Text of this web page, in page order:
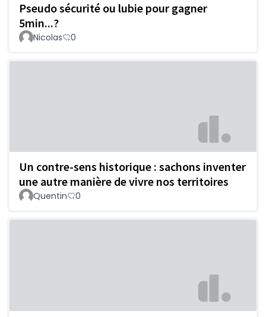
Pseudo sécurité ou lubie pour gagner
5min...?
Nicolas 0
Un contre-sens historique : sachons inventer
une autre manière de vivre nos territoires
Quentin 0